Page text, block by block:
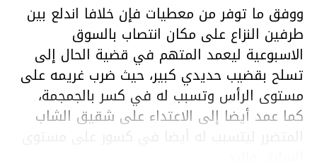
ووفق ما توفر من معطيات فإن خلافا اندلع بين
طرفين النزاع على مكان انتصاب بالسوق
الاسبوعية ليعمد المتهم في قضية الحال إلى
تسلح بقضيب حديدي كبير، حيث ضرب غريمه على
مستوى الرأس وتسبب له في كسر بالجمجمة،
كما عمد أيضا إلى الاعتداء على شقيق الشاب
المتضرر ليتسبب له أيضا في كسور على مستوى